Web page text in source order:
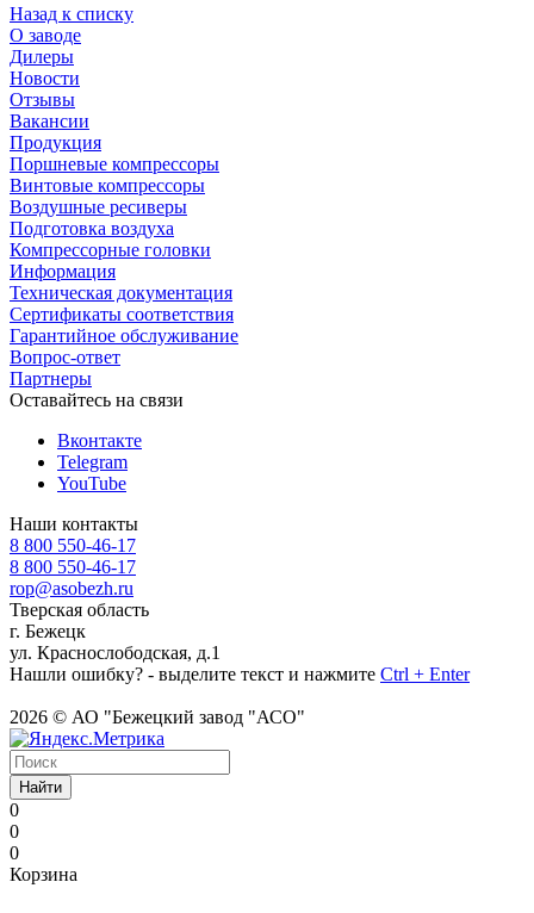
Назад к списку
О заводе
Дилеры
Новости
Отзывы
Вакансии
Продукция
Поршневые компрессоры
Винтовые компрессоры
Воздушные ресиверы
Подготовка воздуха
Компрессорные головки
Информация
Техническая документация
Сертификаты соответствия
Гарантийное обслуживание
Вопрос-ответ
Партнеры
Оставайтесь на связи
Вконтакте
Telegram
YouTube
Наши контакты
8 800 550-46-17
8 800 550-46-17
rop@asobezh.ru
Тверская область
г. Бежецк
ул. Краснослободская, д.1
Нашли ошибку? - выделите текст и нажмите Ctrl + Enter
2026 © АО "Бежецкий завод "АСО"
Найти
0
0
0
Корзина